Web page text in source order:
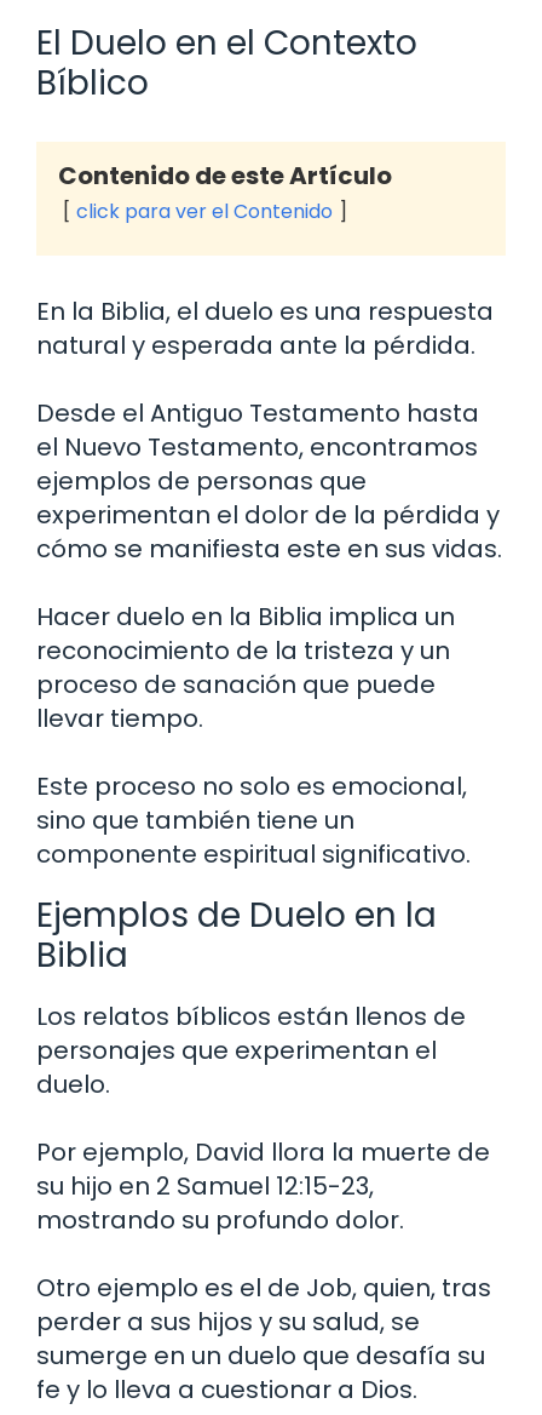
El Duelo en el Contexto
Bíblico
Contenido de este Artículo
click para ver el Contenido
En la Biblia, el duelo es una respuesta
natural y esperada ante la pérdida.
Desde el Antiguo Testamento hasta
el Nuevo Testamento, encontramos
ejemplos de personas que
experimentan el dolor de la pérdida y
cómo se manifiesta este en sus vidas.
Hacer duelo en la Biblia implica un
reconocimiento de la tristeza y un
proceso de sanación que puede
llevar tiempo.
Este proceso no solo es emocional,
sino que también tiene un
componente espiritual significativo.
Ejemplos de Duelo en la
Biblia
Los relatos bíblicos están llenos de
personajes que experimentan el
duelo.
Por ejemplo, David llora la muerte de
su hijo en 2 Samuel 12:15-23,
mostrando su profundo dolor.
Otro ejemplo es el de Job, quien, tras
perder a sus hijos y su salud, se
sumerge en un duelo que desafía su
fe y lo lleva a cuestionar a Dios.